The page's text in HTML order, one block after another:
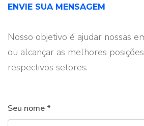
ENVIE SUA MENSAGEM
Nosso objetivo é ajudar nossas
ou alcançar as melhores
respectivos setores.
Seu nome *